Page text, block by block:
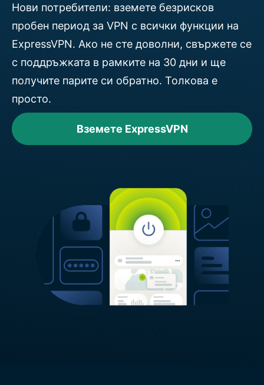
Нови потребители: вземете безрисков
пробен период за VPN с всички функции на
ExpressVPN. Ако не сте доволни, свържете се
с поддръжката в рамките на 30 дни и ще
получите парите си обратно. Толкова е
просто.
Вземете ExpressVPN